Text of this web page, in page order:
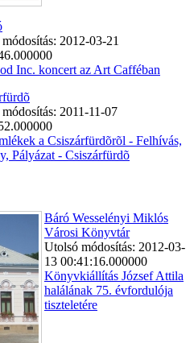
2012-03-21
Inc. koncert az Art Cafféban
2011-11-07
a Csiszárfürdõrõl - Felhívás,
Pályázat - Csiszárfürdõ
Báró Wesselényi Miklós
Városi Könyvtár
Utolsó módosítás: 2012-03-
13 00:41:16.000000
Könyvkiállítás József Attila
halálának 75. évfordulója
tiszteletére